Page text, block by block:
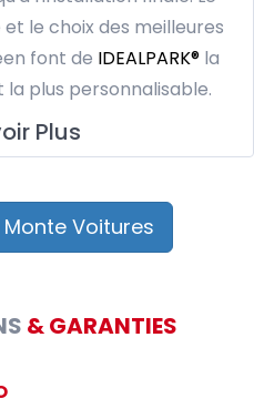
le choix des meilleures
font de IDEALPARK® la
plus personnalisable.
Plus
Monte Voitures
& GARANTIES